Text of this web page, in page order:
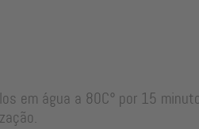
em água a 80C° por 15